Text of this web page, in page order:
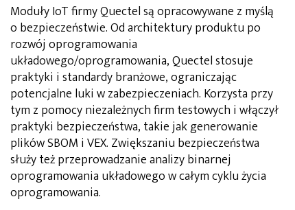
Moduły IoT firmy Quectel są opracowywane z myślą
o bezpieczeństwie. Od architektury produktu po
rozwój oprogramowania
układowego/oprogramowania, Quectel stosuje
praktyki i standardy branżowe, ograniczając
potencjalne luki w zabezpieczeniach. Korzysta przy
tym z pomocy niezależnych firm testowych i włączył
praktyki bezpieczeństwa, takie jak generowanie
plików SBOM i VEX. Zwiększaniu bezpieczeństwa
służy też przeprowadzanie analizy binarnej
oprogramowania układowego w całym cyklu życia
oprogramowania.